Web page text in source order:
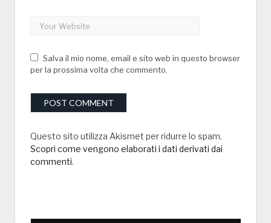
Salva il mio nome, email e sito web in questo browser
per la prossima volta che commento.
Questo sito utilizza Akismet per ridurre lo spam.
Scopri come vengono elaborati i dati derivati dai
commenti.